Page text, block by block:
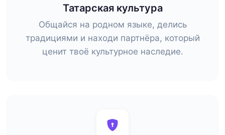
Татарская культура
Общайся на родном языке, делись
традициями и находи партнёра, который
ценит твоё культурное наследие.